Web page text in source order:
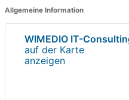
Allgemeine Information
WIMEDIO IT-
auf der Karte
anzeigen